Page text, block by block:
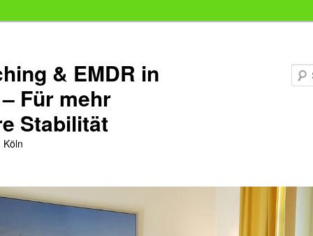
& EMDR in
Für mehr
Stabilität
Köln